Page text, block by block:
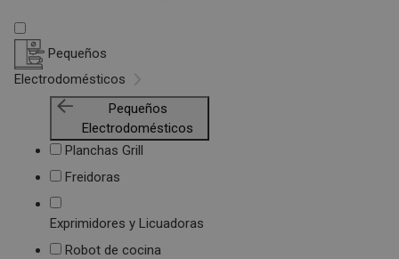
Pequeños
Electrodomésticos
Pequeños
Electrodomésticos
Planchas Grill
Freidoras
Exprimidores y Licuadoras
Robot de cocina